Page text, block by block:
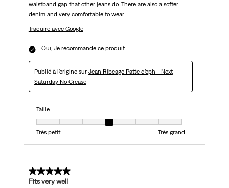
waistband gap that other jeans do. There are also a softer
denim and very comfortable to wear.
Traduire avec Google
Oui, Je recommande ce produit.
Publié à l'origine sur Jean Ribcage Patte d’eph - Next
Saturday No Crease
Taille
Taille, 4 sur 7, où 1 est égal à Très petit et 7 est égal à Très grand
Très petit
Très grand
5 sur 5 étoiles.
Fits very well